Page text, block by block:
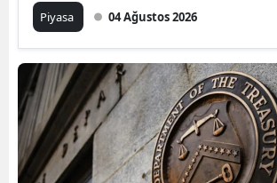
Piyasa 04 Ağustos 2026